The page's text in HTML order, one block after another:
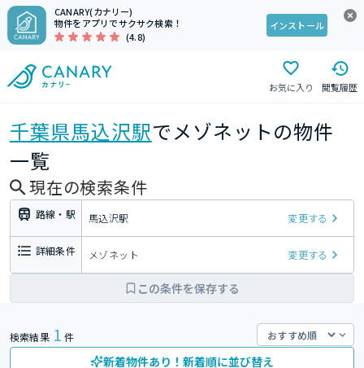
CANARY(カナリー)
物件をアプリでサクサク検索！
(4.8)
インストール
お気に入り 閲覧履歴
千葉県馬込沢駅でメゾネットの物件
一覧
現在の検索条件
路線・駅 馬込沢駅 変更する
詳細条件 メゾネット 変更する
この条件を保存する
検索結果 1 件
新着物件あり！新着順に並び替え